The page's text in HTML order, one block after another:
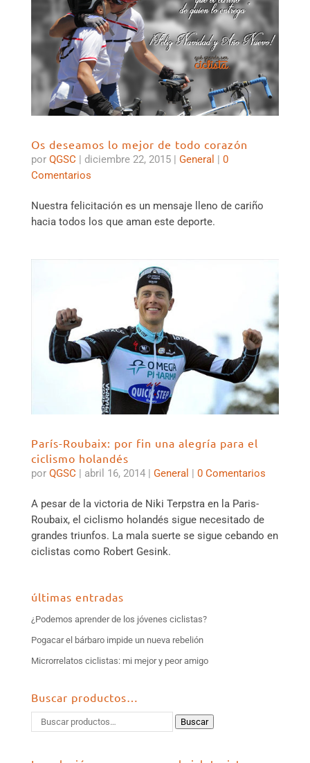
Os deseamos lo mejor de todo corazón
por QGSC | diciembre 22, 2015 | General | 0
Comentarios
Nuestra felicitación es un mensaje lleno de cariño
hacia todos los que aman este deporte.
París-Roubaix: por fin una alegría para el
ciclismo holandés
por QGSC | abril 16, 2014 | General | 0 Comentarios
A pesar de la victoria de Niki Terpstra en la Paris-
Roubaix, el ciclismo holandés sigue necesitado de
grandes triunfos. La mala suerte se sigue cebando en
ciclistas como Robert Gesink.
últimas entradas
¿Podemos aprender de los jóvenes ciclistas?
Pogacar el bárbaro impide un nueva rebelión
Microrrelatos ciclistas: mi mejor y peor amigo
Buscar productos…
Buscar